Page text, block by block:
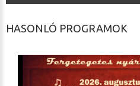
HASONLÓ PROGRAMOK